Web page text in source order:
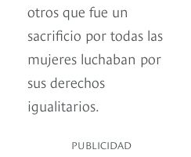
otros que fue un
sacrificio por todas las
mujeres luchaban por
sus derechos
igualitarios.
PUBLICIDAD